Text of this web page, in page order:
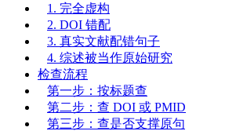
1. 完全虚构
2. DOI 错配
3. 真实文献配错句子
4. 综述被当作原始研究
检查流程
第一步：按标题查
第二步：查 DOI 或 PMID
第三步：查是否支撑原句